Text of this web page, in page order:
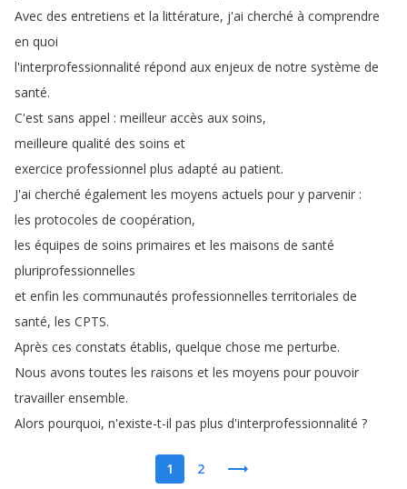
Avec des entretiens et la littérature, j'ai cherché à comprendre
en quoi
l'interprofessionnalité répond aux enjeux de notre système de
santé.
C'est sans appel : meilleur accès aux soins,
meilleure qualité des soins et
exercice professionnel plus adapté au patient.
J'ai cherché également les moyens actuels pour y parvenir :
les protocoles de coopération,
les équipes de soins primaires et les maisons de santé
pluriprofessionnelles
et enfin les communautés professionnelles territoriales de
santé, les CPTS.
Après ces constats établis, quelque chose me perturbe.
Nous avons toutes les raisons et les moyens pour pouvoir
travailler ensemble.
Alors pourquoi, n'existe-t-il pas plus d'interprofessionnalité ?
1 2